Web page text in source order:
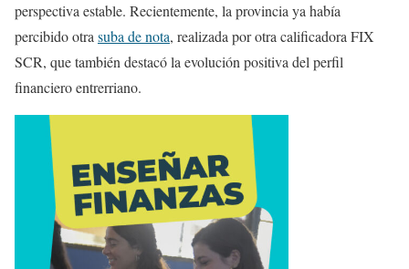
perspectiva estable. Recientemente, la provincia ya había
percibido otra suba de nota, realizada por otra calificadora FIX
SCR, que también destacó la evolución positiva del perfil
financiero entrerriano.